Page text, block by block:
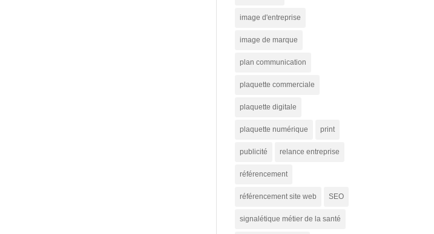
image d'entreprise
image de marque
plan communication
plaquette commerciale
plaquette digitale
plaquette numérique print
publicité relance entreprise
référencement
référencement site web SEO
signalétique métier de la santé